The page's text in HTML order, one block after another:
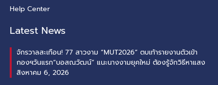
Help Center
Latest News
จักรวาลสะเทือน! 77 สาวงาม “MUT2026” ตบเท้ารายงานตัวเข้า
กองฯวันแรก“บอสณวัฒน์” แนะนางงามยุคใหม่ ต้องรู้จักวิธีหาแสง
สิงหาคม 6, 2026